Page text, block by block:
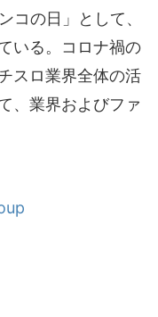
コの日」として、
いる。コロナ禍の
スロ業界全体の活
、業界およびファ